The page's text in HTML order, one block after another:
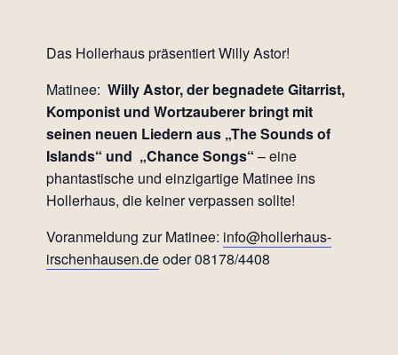
Das Hollerhaus präsentiert Willy Astor!
Matinee: Willy Astor, der begnadete Gitarrist,
Komponist und Wortzauberer bringt mit
seinen neuen Liedern aus „The Sounds of
Islands“ und „Chance Songs“ – eine
phantastische und einzigartige Matinee ins
Hollerhaus, die keiner verpassen sollte!
Voranmeldung zur Matinee: info@hollerhaus-
irschenhausen.deoder 08178/4408